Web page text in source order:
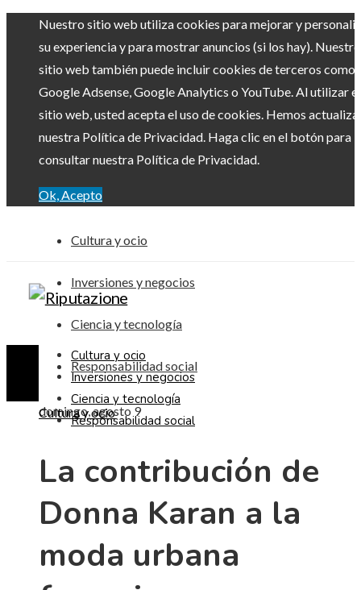
Nuestro sitio web utiliza cookies para mejorar y
su experiencia y para mostrar anuncios (si los hay). Nuestro
sitio web también puede incluir cookies de terceros como
Google Adsense, Google Analytics o YouTube. Al utilizar el
sitio web, usted acepta el uso de cookies. Hemos
nuestra Política de Privacidad. Haga clic en el botón para
consultar nuestra Política de Privacidad.
Ok, Acepto
Cultura y ocio
Inversiones y negocios
Ciencia y tecnología
Responsabilidad social
domingo, agosto 9
Cultura y ocio
Inversiones y negocios
Ciencia y tecnología
Responsabilidad social
Cultura y ocio
La contribución de
Donna Karan a la
moda urbana